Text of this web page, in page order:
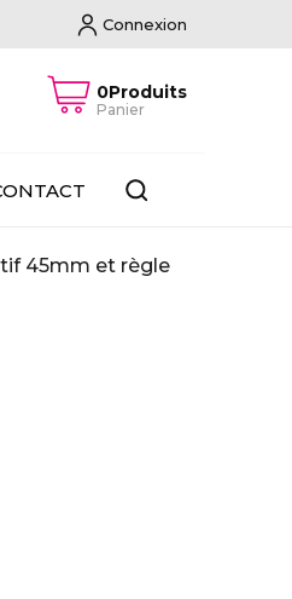
Connexion
0Produits
Panier
45mm et règle